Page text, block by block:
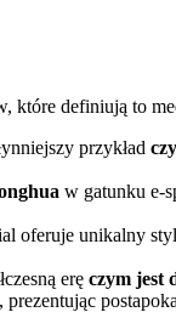
które definiują to
przykład
w gatunku e-
oferuje unikalny
erę czym jest
, prezentując